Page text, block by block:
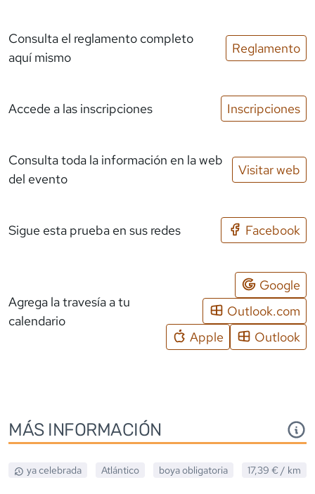
Consulta el reglamento completo
aquí mismo
Reglamento
Accede a las inscripciones Inscripciones
Consulta toda la información en la web
del evento
Visitar web
Sigue esta prueba en sus redes Facebook
Agrega la travesía a tu
calendario
Google
Outlook.com
Apple
Outlook
MÁS INFORMACIÓN
ya celebrada Atlántico boya obligatoria 17,39 € / km